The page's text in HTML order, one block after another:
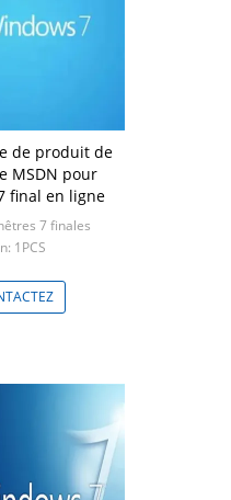
de produit de
MSDN pour
final en ligne
7 finales
1PCS